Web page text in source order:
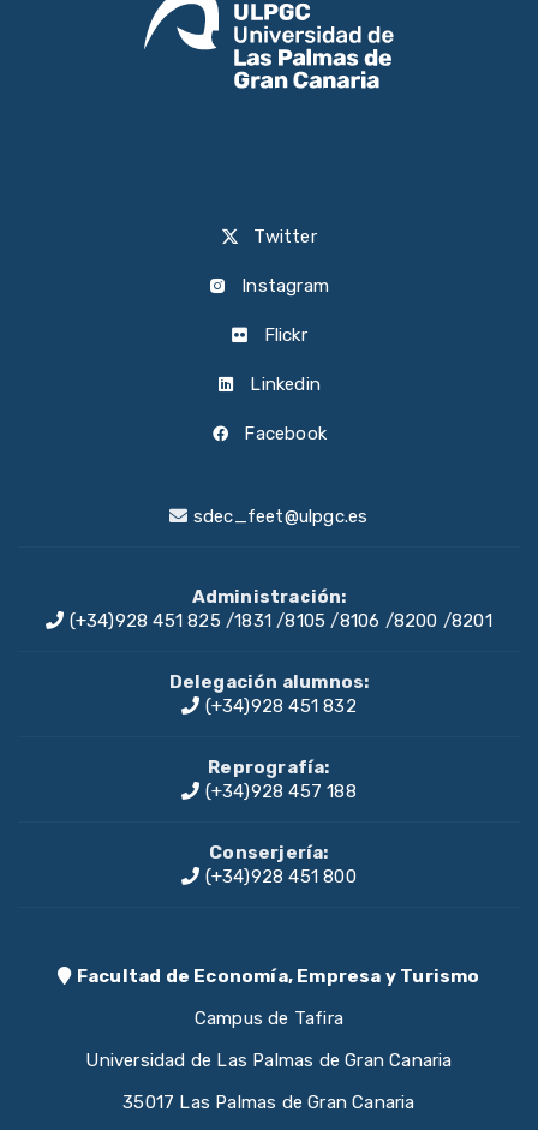
Twitter
Instagram
Flickr
Linkedin
Facebook
sdec_feet@ulpgc.es
Administración:
(+34)928 451 825 /1831/8105 /8106 /8200 /8201
Delegación alumnos:
(+34)928 451 832
Reprografía:
(+34)928 457 188
Conserjería:
(+34)928 451 800
Facultad de Economía, Empresa y Turismo
Campus de Tafira
Universidad de Las Palmas de Gran Canaria
35017 Las Palmas de Gran Canaria